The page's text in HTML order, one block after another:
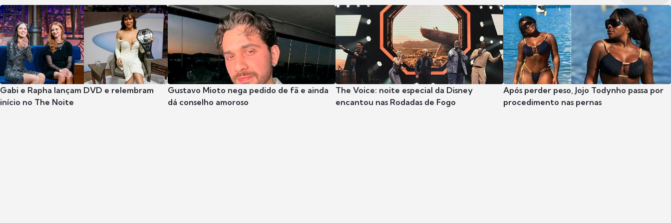
Gabi e Rapha lançam DVD e relembram
início no The Noite
Gustavo Mioto nega pedido de fã e ainda
dá conselho amoroso
The Voice: noite especial da Disney
encantou nas Rodadas de Fogo
Após perder peso, Jojo Todynho passa por
procedimento nas pernas